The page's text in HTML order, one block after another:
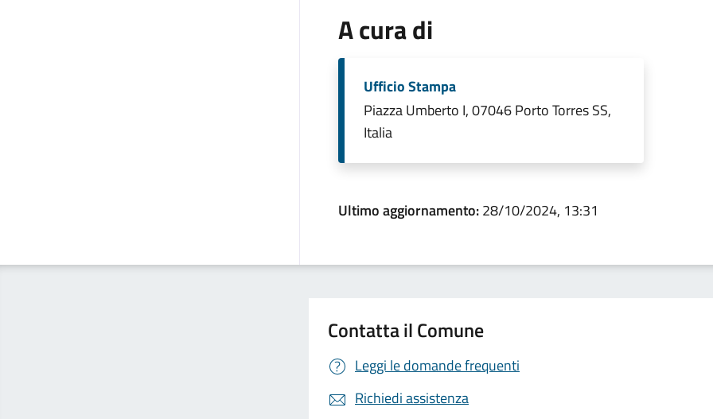
A cura di
Ufficio Stampa
Piazza Umberto I, 07046 Porto Torres SS,
Italia
Ultimo aggiornamento:28/10/2024, 13:31
Contatta il Comune
Leggi le domande frequenti
Richiedi assistenza